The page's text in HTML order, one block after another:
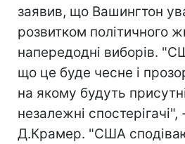
заявив, що Вашингтон
розвитком політичного
напередодні виборів.
що це буде чесне і
на якому будуть
незалежні спостерігачі",
Д.Крамер. "США